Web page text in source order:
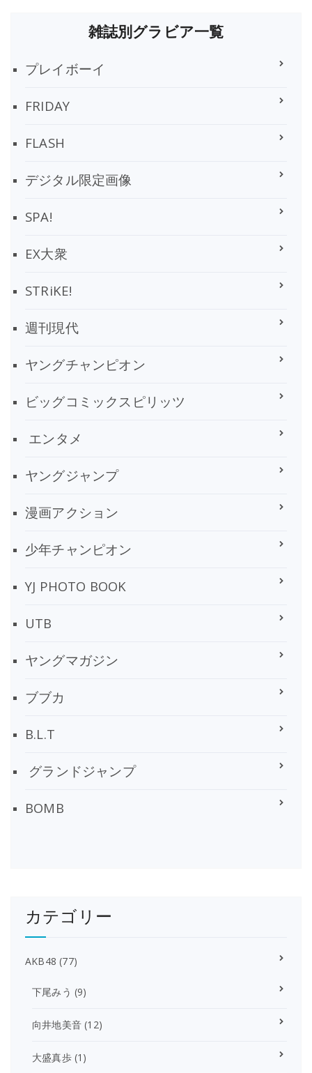
雑誌別グラビア一覧
プレイボーイ
FRIDAY
FLASH
デジタル限定画像
SPA!
EX大衆
STRiKE!
週刊現代
ヤングチャンピオン
ビッグコミックスピリッツ
エンタメ
ヤングジャンプ
漫画アクション
少年チャンピオン
YJ PHOTO BOOK
UTB
ヤングマガジン
ブブカ
B.L.T
グランドジャンプ
BOMB
カテゴリー
AKB48 (77)
下尾みう (9)
向井地美音 (12)
大盛真歩(1)